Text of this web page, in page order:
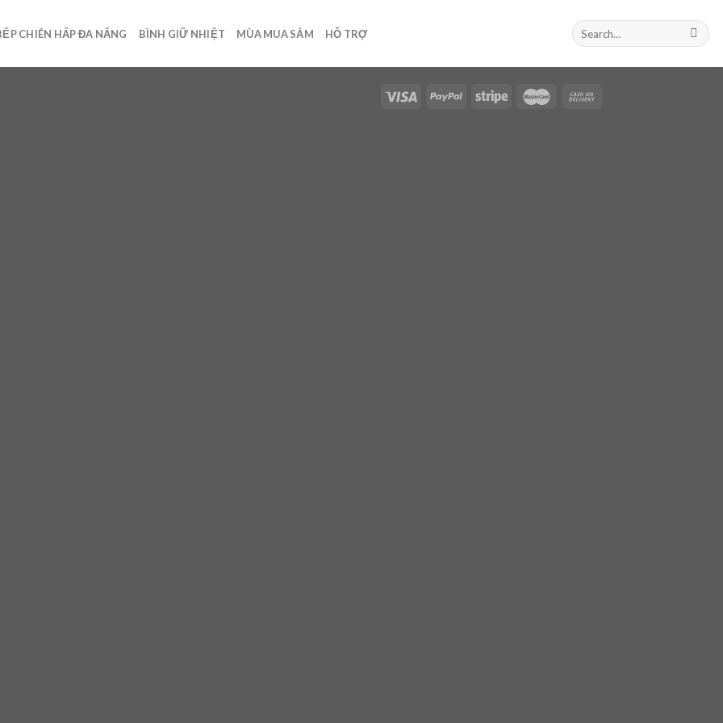
CHIÊN HẤP ĐA NĂNG BÌNH GIỮ NHIỆT MÙA MUA SẮM HỖ TRỢ
Search
for: